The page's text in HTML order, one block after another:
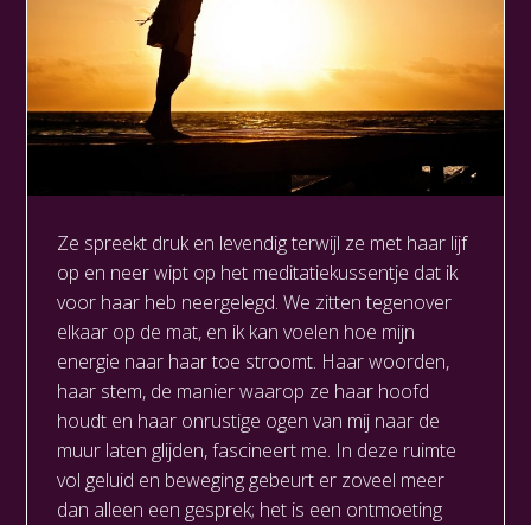
Ze spreekt druk en levendig terwijl ze met haar lijf
op en neer wipt op het meditatiekussentje dat ik
voor haar heb neergelegd. We zitten tegenover
elkaar op de mat, en ik kan voelen hoe mijn
energie naar haar toe stroomt. Haar woorden,
haar stem, de manier waarop ze haar hoofd
houdt en haar onrustige ogen van mij naar de
muur laten glijden, fascineert me. In deze ruimte
vol geluid en beweging gebeurt er zoveel meer
dan alleen een gesprek; het is een ontmoeting